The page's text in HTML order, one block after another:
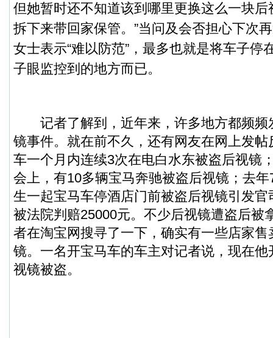
但她暂时还不知道该到哪里更换这么一块后
拆下来带回家保管。”当问及会否担心下次
女士表示“难以防范”，最多也就是将车子停
子眼监控到的地方而已。
记者了解到，近年来，许多地方都频频
镜事件。就在前不久，还有网友在网上发
车一个月内连续3次在电白水东被盗后视镜
会上，有10多辆宝马奔驰被盗后视镜；去
生一起宝马车停酒店门前被盗后视镜引发
被法院判赔25000元。不少后视镜遭盗后被
者在淘宝网搜寻了一下，确实有一些店家
镜。一名开宝马车的车主对记者说，现在
视镜被盗。